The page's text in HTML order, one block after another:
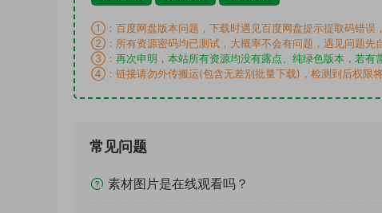
①：百度网盘版本问题，下载时遇见百度网盘提示提取码错误
②：所有资源密码均已测试，大概率不会有问题，遇见问题先
③： 再次申明，本站所有资源均没有露点、纯绿色版本，若有
④：链接请勿外传搬运(包含无差别批量下载)，检测到后权限将
常见问题
素材图片是在线观看吗？